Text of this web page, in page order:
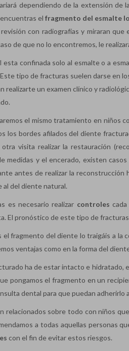
dependiendo de la extensión de
elfragmento del esmalte
con radiografías y miraran
de que no lo encontremos, le
confinada solo al esmalte o a
Este tipo de fracturas suelen darse en
realizarte un examen clínico y
el mismo tratamiento en niños
los bordes afilados del diente
visita realizar la restauración
medidas y el encerado, existen
antes de realizar la
al del diente natural.
es necesario realizar controles
El pronóstico de este tipo de
fragmento del diente lo traigáis a la
ventajas como en la forma del
ha de estar intacto e
pongamos el fragmento en un
dental para que puedan adherirlo
relacionados sobre todo con niños
a todas aquellas personas
con el fin de evitar estos riesgos.